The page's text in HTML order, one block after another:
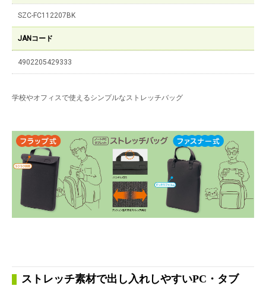
SZC-FC112207BK
JANコード
4902205429333
学校やオフィスで使えるシンプルなストレッチバッグ
ストレッチ素材で出し入れしやすいPC・タブ